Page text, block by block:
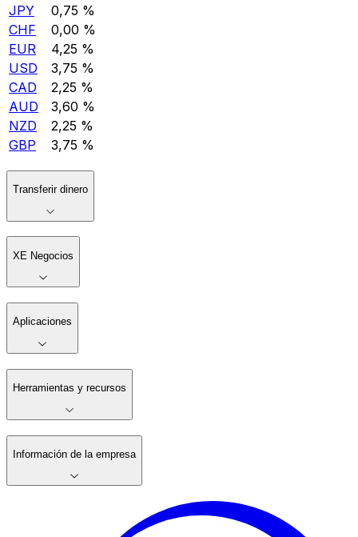
JPY
0,75 %
CHF
0,00 %
EUR
4,25 %
USD
3,75 %
CAD
2,25 %
AUD
3,60 %
NZD
2,25 %
GBP
3,75 %
Transferir dinero
XE Negocios
Aplicaciones
Herramientas y recursos
Información de la empresa